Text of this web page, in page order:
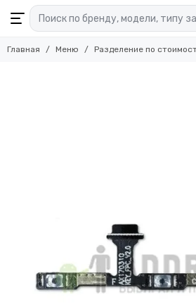
Главная Меню Разделение по